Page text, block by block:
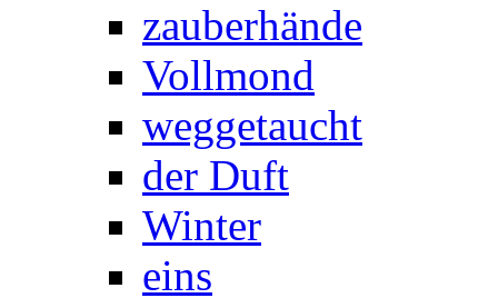
zauberhände
Vollmond
weggetaucht
der Duft
Winter
eins